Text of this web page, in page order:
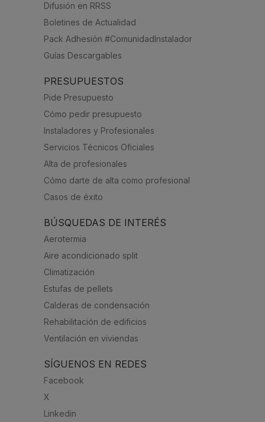
Difusión en RRSS
Boletines de Actualidad
Pack Adhesión #ComunidadInstalador
Guías Descargables
PRESUPUESTOS
Pide Presupuesto
Cómo pedir presupuesto
Instaladores y Profesionales
Servicios Técnicos Oficiales
Alta de profesionales
Cómo darte de alta como profesional
Casos de éxito
BÚSQUEDAS DE INTERÉS
Aerotermia
Aire acondicionado split
Climatización
Estufas de pellets
Calderas de condensación
Rehabilitación de edificios
Ventilación en viviendas
SÍGUENOS EN REDES
Facebook
X
Linkedin